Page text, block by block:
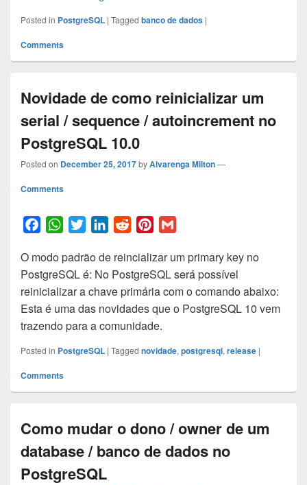
Posted in PostgreSQL | Tagged banco de dados |
Comments
Novidade de como reinicializar um
serial / sequence / autoincrement no
PostgreSQL 10.0
Posted on December 25, 2017byAlvarenga Milton—
Comments
c
e
b
o
o
k
W
a
t
s
A
p
i
t
e
r
n
k
e
d
I
n
R
d
d
i
t
n
t
e
r
e
s
a
i
l
O modo padrão de reincializar um primary key no
PostgreSQL é: No PostgreSQL será possível
reinicializar a chave primária com o comando abaixo:
Esta é uma das novidades que o PostgreSQL 10 vem
trazendo para a comunidade.
Posted in PostgreSQL | Tagged novidade, postgresql, release |
Comments
Como mudar o dono / owner de um
database / banco de dados no
PostgreSQL